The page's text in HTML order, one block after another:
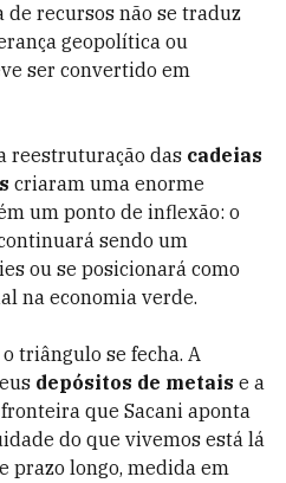
de recursos não se traduz
geopolítica ou
ser convertido em
reestruturação das cadeias
criaram uma enorme
um ponto de inflexão: o
sendo um
ou se posicionará como
na economia verde.
triângulo se fecha. A
depósitos de metais e a
que Sacani aponta
do que vivemos está lá
prazo longo, medida em